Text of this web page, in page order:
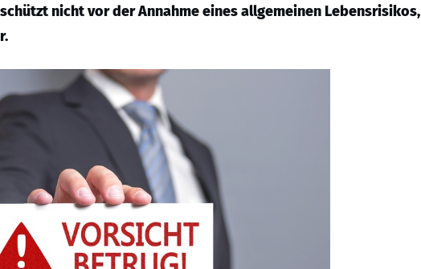
nicht vor der Annahme eines allgemeinen Lebensrisikos,